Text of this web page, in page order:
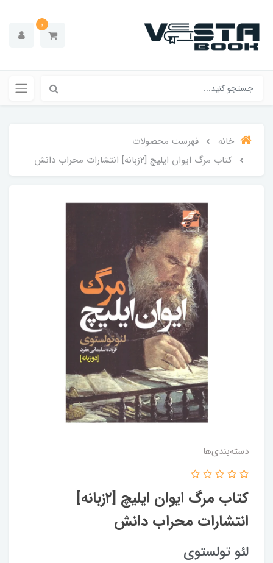
0
خانه
فهرست محصولات
کتاب مرگ ایوان ایلیچ [۲زبانه] انتشارات محراب دانش
دسته‌بندی‌ها
کتاب مرگ ایوان ایلیچ [۲زبانه]
انتشارات محراب دانش
لئو تولستوی